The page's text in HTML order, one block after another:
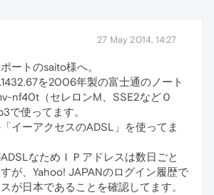
27 May 2014, 14:27
ートのsaito様へ。
を2006年製の富士通のノート
nf40t（セレロンM、SSE2などＯ
で使ってます。
イーアクセスのADSL」を使ってま
なためＩＰアドレスは数日ごと
が、Yahoo! JAPANのログイン履歴で
が日本であることを確認してます。